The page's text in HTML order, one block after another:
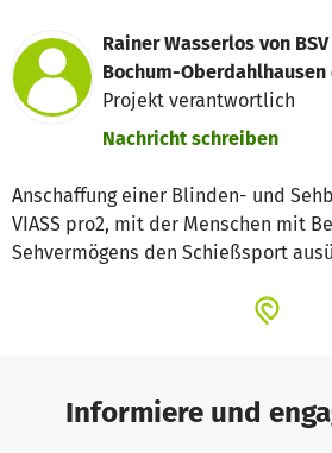
Rainer Wasserlos von
Bochum-Oberdahlhausen
Projekt verantwortlich
Nachricht schreiben
Anschaffung einer Blinden- und
VIASS pro2, mit der Menschen mit
Sehvermögens den Schießsport
Informiere und